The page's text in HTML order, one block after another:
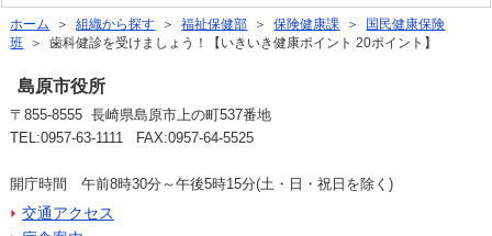
ホーム ＞組織から探す ＞福祉保健部 ＞保険健康課 ＞
国民健康保険
班 ＞ 歯科健診を受けましょう！【いきいき健康ポイント 20ポイント】
島原市役所
〒855-8555 長崎県島原市上の町537番地
TEL:0957-63-1111 FAX:0957-64-5525
開庁時間 午前8時30分～午後5時15分(土・日・祝日を除く)
交通アクセス